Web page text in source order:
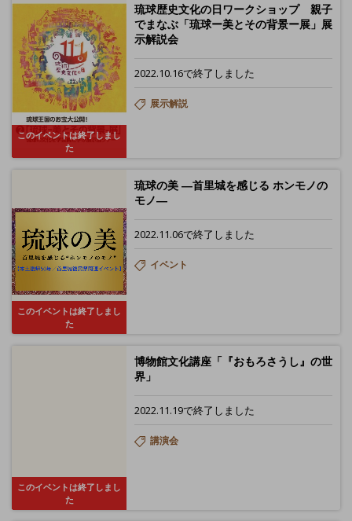
このイベントは終了しまし
た
琉球歴史文化の日ワークショップ 親子
でまなぶ「琉球ー美とその背景ー展」展
示解説会
2022.10.16で終了しました
展示解説
このイベントは終了しまし
た
琉球の美 ―首里城を感じる ホンモノの
モノ―
2022.11.06で終了しました
イベント
このイベントは終了しまし
た
博物館文化講座「『おもろさうし』の世
界」
2022.11.19で終了しました
講演会